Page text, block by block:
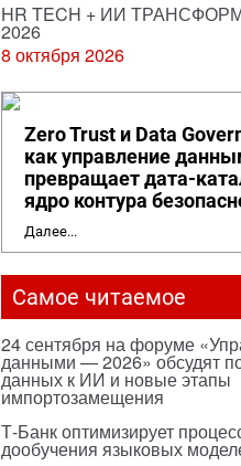
HR TECH + ИИ
2026
8 октября 2026
Zero Trust и Data
как управление
превращает дата-
ядро контура
Далее...
Самое читаемое
24 сентября на форуме
данными — 2026» обсудят
данных к ИИ и новые этапы
импортозамещения
Т-Банк оптимизирует
дообучения языковых